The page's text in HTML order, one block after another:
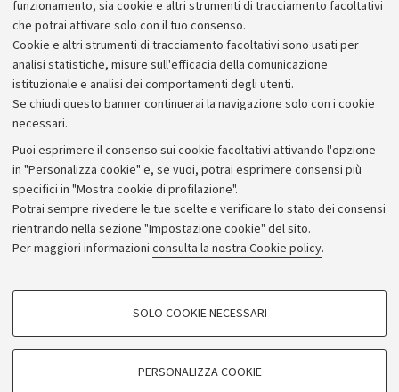
funzionamento, sia cookie e altri strumenti di tracciamento facoltativi
che potrai attivare solo con il tuo consenso.
Cookie e altri strumenti di tracciamento facoltativi sono usati per
analisi statistiche, misure sull'efficacia della comunicazione
istituzionale e analisi dei comportamenti degli utenti.
Se chiudi questo banner continuerai la navigazione solo con i cookie
necessari.
Puoi esprimere il consenso sui cookie facoltativi attivando l'opzione
in "Personalizza cookie" e, se vuoi, potrai esprimere consensi più
specifici in "Mostra cookie di profilazione".
Potrai sempre rivedere le tue scelte e verificare lo stato dei consensi
rientrando nella sezione "Impostazione cookie" del sito.
Per maggiori informazioni consulta la nostra Cookie policy.
COOKIE DI PROFILAZIONE - FACOLTATIVI
SOLO COOKIE NECESSARI
PERSONALIZZA COOKIE
Archivio
Comunicati stampa
Redazione
Rassegna stampa
© Copyright 2026 - ALMA MATER STUDIORUM - Università di